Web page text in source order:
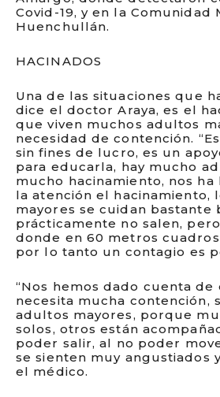
Covid-19, y en la Comunidad
Huenchullán.
HACINADOS
Una de las situaciones que
dice el doctor Araya, es el
que viven muchos adultos
necesidad de contención.
sin fines de lucro, es un
para educarla, hay mucho
mucho hacinamiento, nos
la atención el hacinamiento,
mayores se cuidan bastante
prácticamente no salen,
donde en 60 metros cuadros
por lo tanto un contagio es
“Nos hemos dado cuenta
necesita mucha contención,
adultos mayores, porque
solos, otros están
poder salir, al no poder
se sienten muy angustiados
el médico.